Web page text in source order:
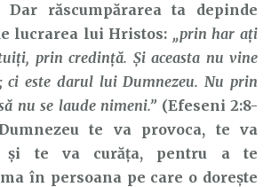
Dar răscumpărarea ta depinde
lucrarea lui Hristos: „prin har aţi
prin credinţă. Şi aceasta nu vine
ci este darul lui Dumnezeu. Nu prin
nu se laude nimeni.” (Efeseni 2:8-
te va provoca, te va
și te va curăța, pentru a te
în persoana pe care o dorește